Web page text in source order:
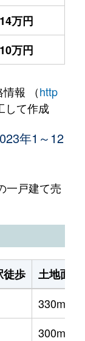
万円
万円
報 （http
して作成
年1～12
一戸建て売
徒歩
土地面積
330m²
300m²